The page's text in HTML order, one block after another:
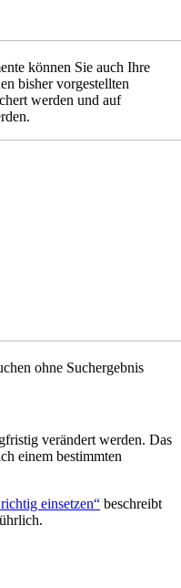
können Sie auch Ihre
bisher vorgestellten
werden und auf
ohne Suchergebnis
verändert werden. Das
einem bestimmten
einsetzen“ beschreibt